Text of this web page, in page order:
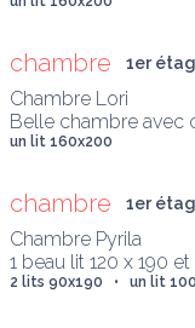
chambre 1er
Chambre Lori
Belle chambre avec
un lit 160x200
chambre 1er
Chambre Pyrila
1 beau lit 120 x 190
2 lits 90x190   •   un lit